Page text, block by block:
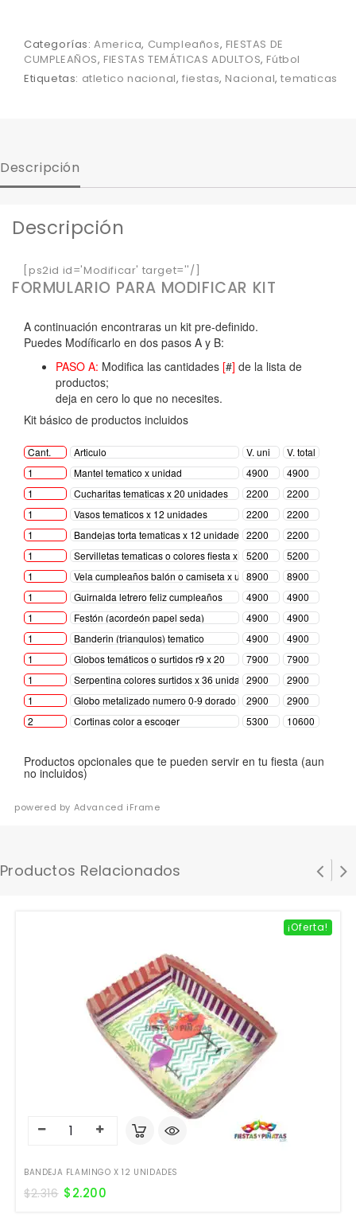
Categorías:America, Cumpleaños, FIESTAS DE
CUMPLEAÑOS, FIESTAS TEMÁTICAS ADULTOS, Fútbol
Etiquetas: atletico nacional,fiestas, Nacional,tematicas
Descripción
Descripción
[ps2id id='Modificar' target=''/]
FORMULARIO PARA MODIFICAR KIT
powered by Advanced iFrame
Productos Relacionados
¡Oferta!
BANDEJA FLAMINGO X 12 UNIDADES
$2.316 $2.200